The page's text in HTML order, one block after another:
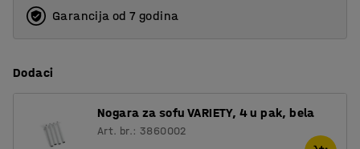
Garancija od 7 godina
Dodaci
Nogara za sofu VARIETY, 4 u pak, bela
Art. br.: 3860002